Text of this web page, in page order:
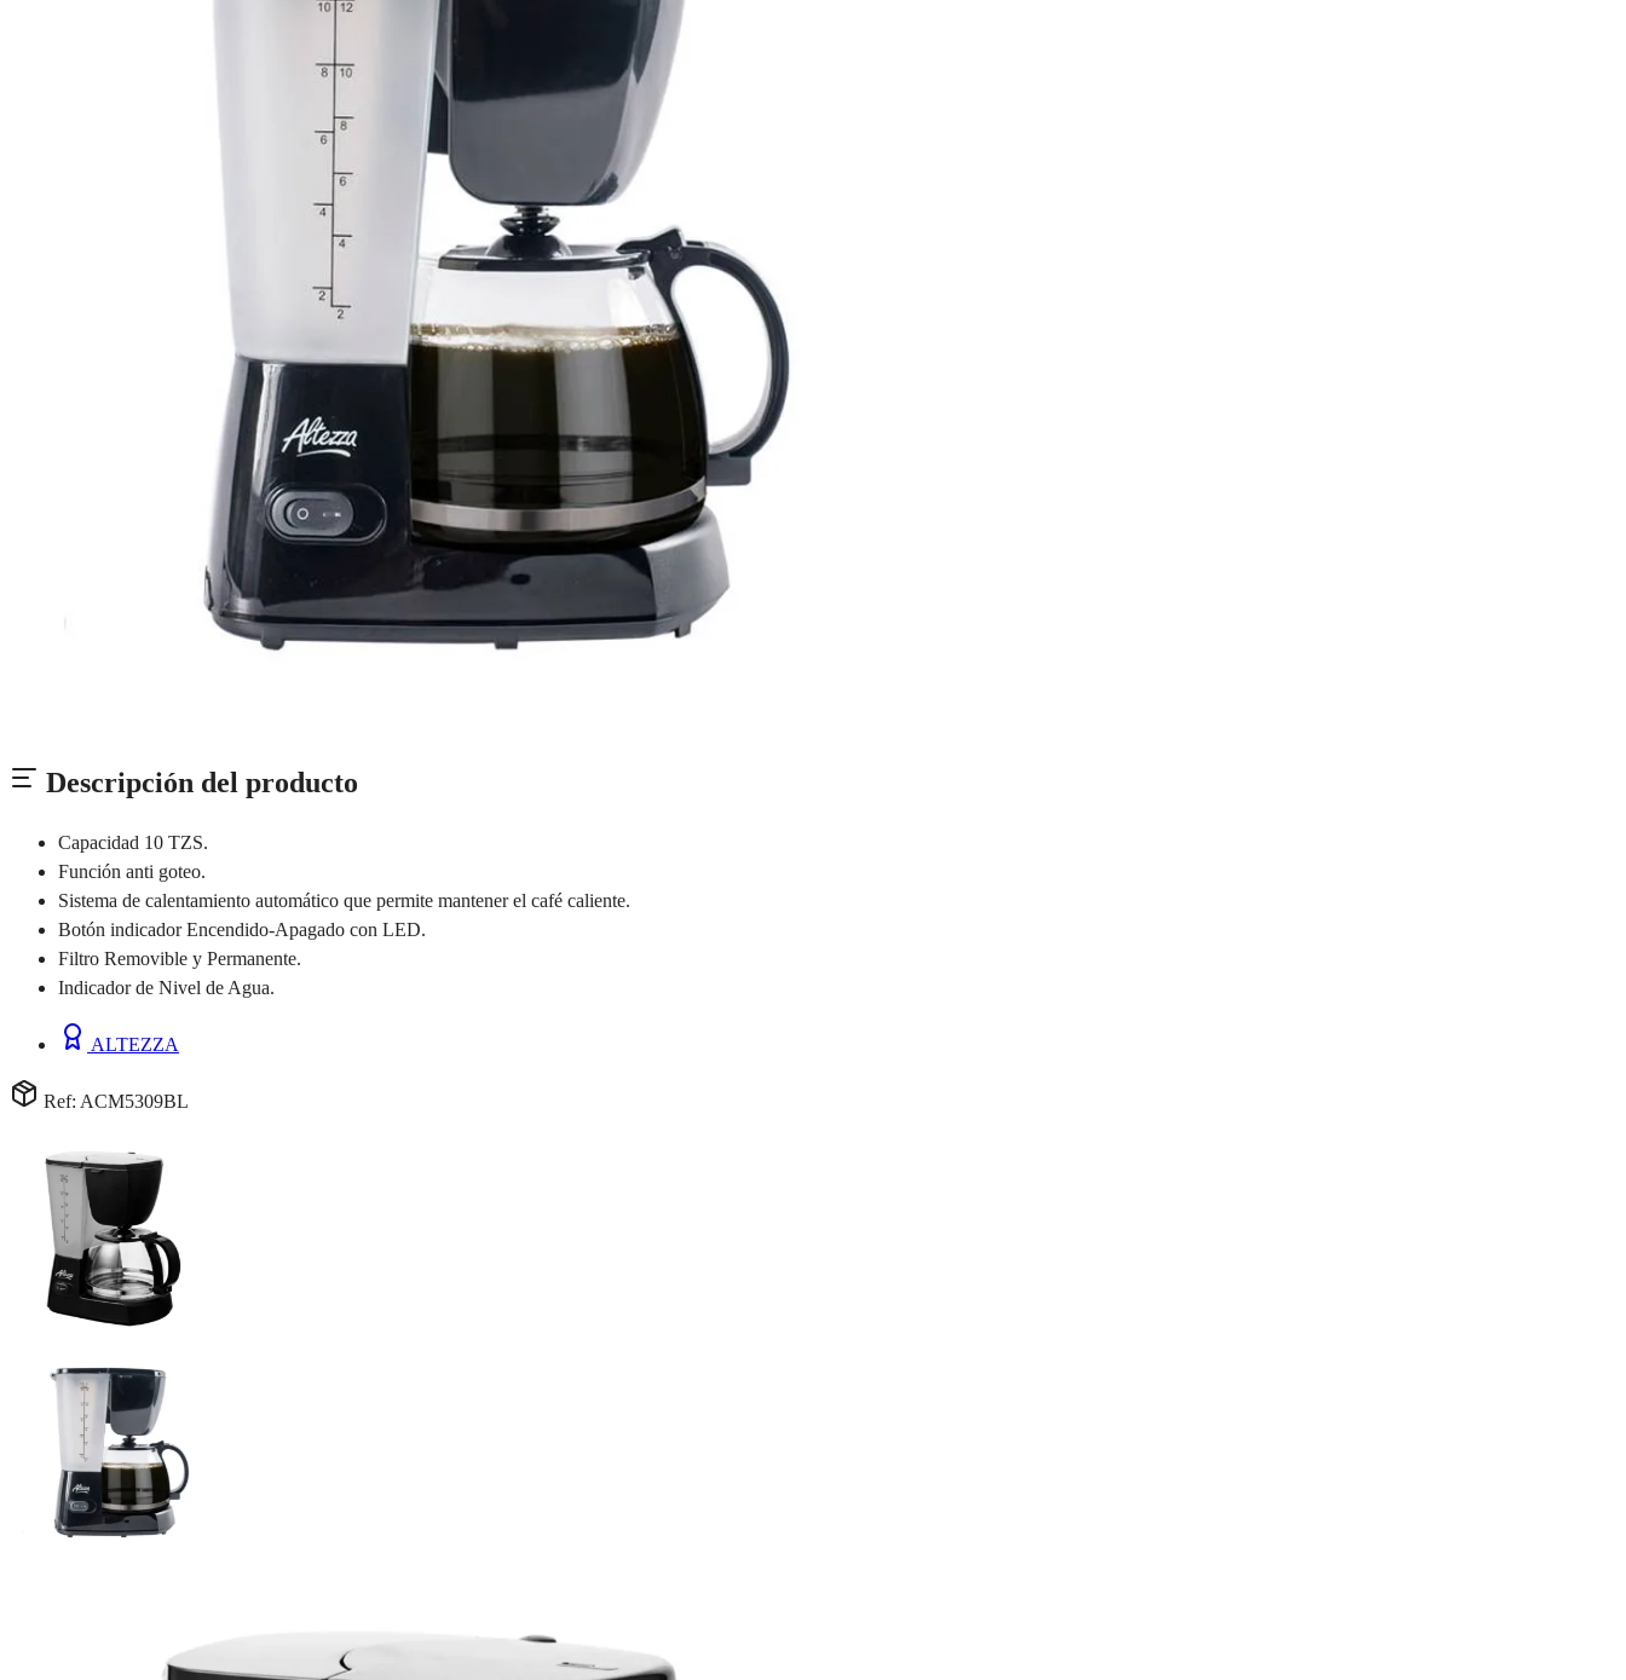
Descripción del producto
Capacidad 10 TZS.
Función anti goteo.
Sistema de calentamiento automático que permite mantener el café caliente.
Botón indicador Encendido-Apagado con LED.
Filtro Removible y Permanente.
Indicador de Nivel de Agua.
ALTEZZA
Ref: ACM5309BL